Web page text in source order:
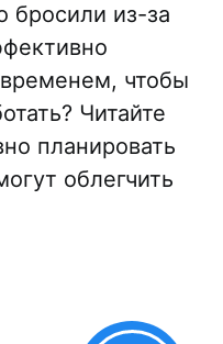
бросили из-за
чтобы
Читайте
планировать
облегчить